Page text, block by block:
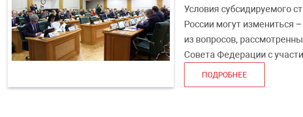
Условия субсидируемого
России могут измениться
из вопросов,
Совета Федерации с
ПОДРОБНЕЕ